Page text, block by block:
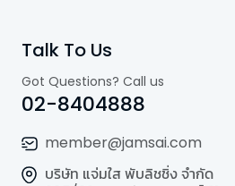
Talk To Us
Got Questions? Call us
02-8404888
member@jamsai.com
บริษัท แจ่มใส พับลิชชิ่ง จำกัด